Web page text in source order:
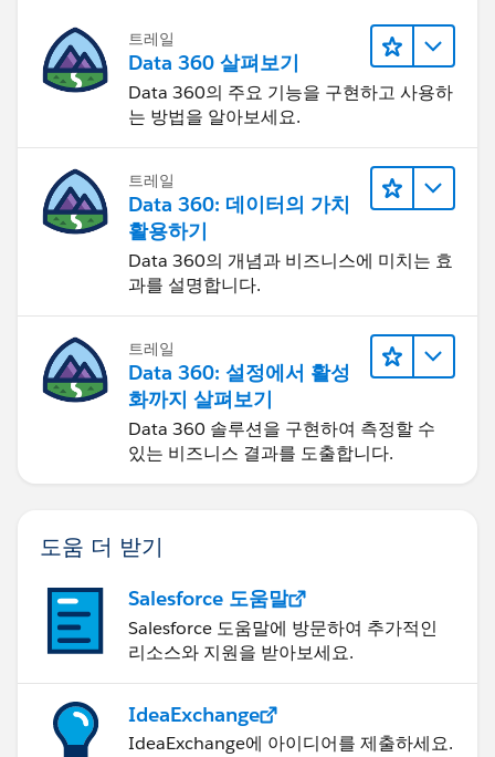
트레일
Data 360 살펴보기
Data 360의 주요 기능을 구현하고 사용하
는 방법을 알아보세요.
트레일
Data 360: 데이터의 가치
활용하기
Data 360의 개념과 비즈니스에 미치는 효
과를 설명합니다.
트레일
Data 360: 설정에서 활성
화까지 살펴보기
Data 360 솔루션을 구현하여 측정할 수
있는 비즈니스 결과를 도출합니다.
도움 더 받기
Salesforce 도움말
Salesforce 도움말에 방문하여 추가적인
리소스와 지원을 받아보세요.
IdeaExchange
IdeaExchange에 아이디어를 제출하세요.